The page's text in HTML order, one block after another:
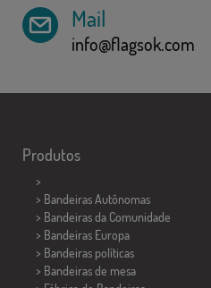
Mail
info@flagsok.com
Produtos
>
> Bandeiras Autônomas
> Bandeiras da Comunidade
> Bandeiras Europa
> Bandeiras políticas
> Bandeiras de mesa